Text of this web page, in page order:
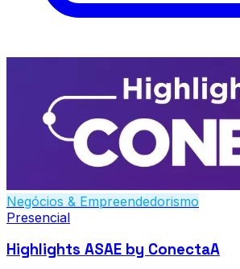
Negócios & Empreendedorismo
Presencial
Highlights ASAE by ConectaA